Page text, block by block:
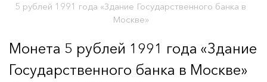
5 рублей 1991 года «Здание Государственного банка в
Москве»
Монета 5 рублей 1991 года «Здание
Государственного банка в Москве»